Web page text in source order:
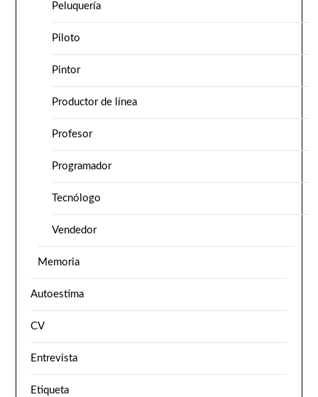
Peluquería
Piloto
Pintor
Productor de línea
Profesor
Programador
Tecnólogo
Vendedor
Memoria
Autoestima
CV
Entrevista
Etiqueta